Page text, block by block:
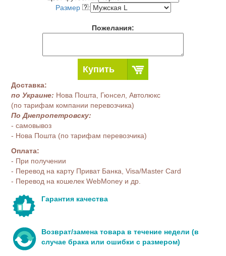
Размер
:
Пожелания:
Купить
Доставка:
по Украине: Нова Пошта, Гюнсел, Автолюкс
(по тарифам компании перевозчика)
По Днепропетровску:
- самовывоз
- Нова Пошта (по тарифам перевозчика)
Оплата:
- При получении
- Перевод на карту Приват Банка, Visa/Master Card
- Перевод на кошелек WebMoney и др.
Гарантия качества
Возврат/замена товара в течение недели (в
случае брака или ошибки с размером)